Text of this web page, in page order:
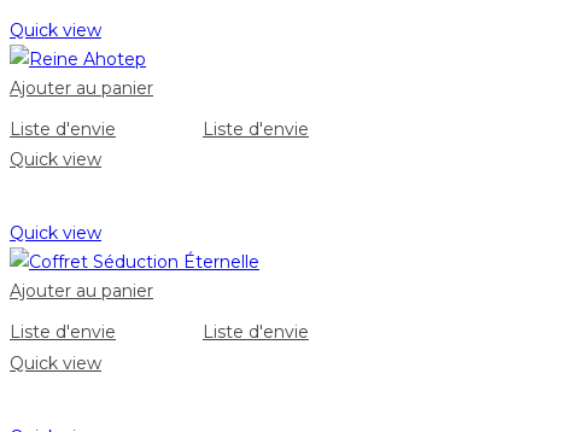
Quick view
Ajouter au panier
Liste d'envie
Liste d'envie
Quick view
Quick view
Ajouter au panier
Liste d'envie
Liste d'envie
Quick view